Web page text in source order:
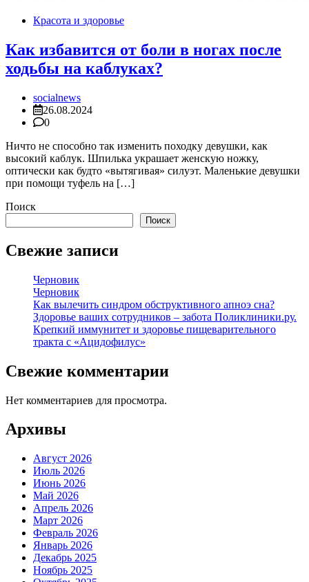
Красота и здоровье
Как избавится от боли в ногах после
ходьбы на каблуках?
socialnews
26.08.2024
0
Ничто не способно так изменить походку девушки, как
высокий каблук. Шпилька украшает женскую ножку,
оптически как будто «вытягивая» силуэт. Маленькие девушки
при помощи туфель на […]
Поиск
Поиск
Свежие записи
Черновик
Черновик
Как вылечить синдром обструктивного апноэ сна?
Здоровье ваших сотрудников – забота Поликлиники.ру.
Крепкий иммунитет и здоровье пищеварительного
тракта с «Ацидофилус»
Свежие комментарии
Нет комментариев для просмотра.
Архивы
Август 2026
Июль 2026
Июнь 2026
Май 2026
Апрель 2026
Март 2026
Февраль 2026
Январь 2026
Декабрь 2025
Ноябрь 2025